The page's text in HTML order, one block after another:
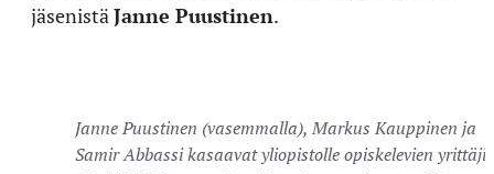
jäsenistä Janne Puustinen.
Janne Puustinen (vasemmalla), Markus Kauppinen ja
Samir Abbassi kasaavat yliopistolle opiskelevien